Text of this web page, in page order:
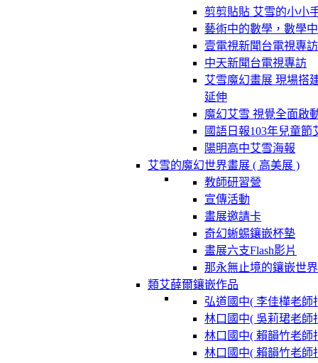
剪剪貼貼 艾雪的小小
藝術中的數學，數學
壹電視新聞台電視專訪
中天新聞台電視專訪
艾雪魔幻畫展 現場搭
延伸
魔幻艾雪 視覺全面啟
國語日報103年兒童節
陽明高中艾雪海報
艾雪的魔幻世界畫展 ( 高美展 )
教師研習營
宣傳活動
畫展邀請卡
奇幻蜥蜴鑲嵌杯墊
畫展六支Flash影片
那永無止境的鑲嵌世界
類艾薛爾鑲嵌作品
弘道國中( 李佳樺老師
林口國中( 吳莉珺老師
林口國中( 賴韻竹老師
林口國中( 賴韻竹老師